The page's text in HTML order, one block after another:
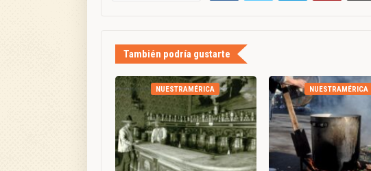
También podría gustarte
NUESTRAMÉRICA NUESTRAMÉRICA